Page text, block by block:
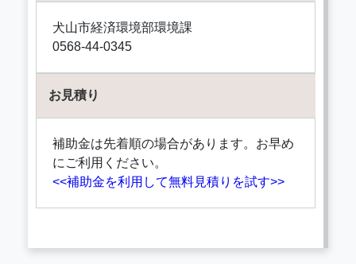
犬山市経済環境部環境課
0568-44-0345
お見積り
補助金は先着順の場合があります。お早め
にご利用ください。
<<補助金を利用して無料見積りを試す>>